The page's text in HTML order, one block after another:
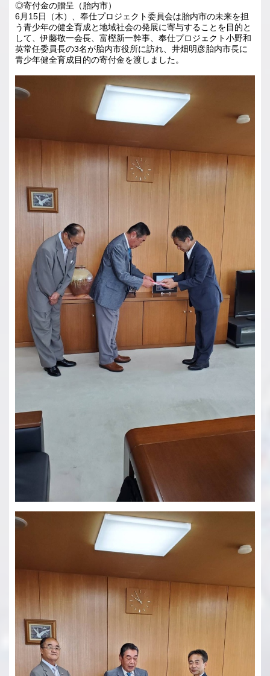
◎寄付金の贈呈（胎内市）
6月15日（木）、奉仕プロジェクト委員会は胎内市の未来を担
う青少年の健全育成と地域社会の発展に寄与することを目的と
して、伊藤敬一会長、富樫新一幹事、奉仕プロジェクト小野和
英常任委員長の3名が胎内市役所に訪れ、井畑明彦胎内市長に
青少年健全育成目的の寄付金を渡しました。